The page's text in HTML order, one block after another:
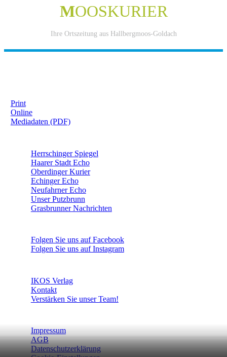
MOOSKURIER
Ihre Ortszeitung aus Hallbergmoos-Goldach
Print
Online
Mediadaten (PDF)
Herrschinger Spiegel
Haarer Stadt Echo
Oberdinger Kurier
Echinger Echo
Neufahrner Echo
Unser Putzbrunn
Grasbrunner Nachrichten
Folgen Sie uns auf Facebook
Folgen Sie uns auf Instagram
IKOS Verlag
Kontakt
Verstärken Sie unser Team!
Impressum
AGB
Datenschutzerklärung